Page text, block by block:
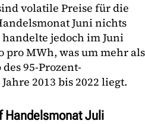
volatile Preise für die
Juni nichts
jedoch im Juni
pro MWh, was um mehr als
95-Prozent-
2013 bis 2022 liegt.
Handelsmonat Juli